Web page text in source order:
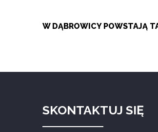
W DĄBROWICY POWSTAJĄ
SKONTAKTUJ SIĘ